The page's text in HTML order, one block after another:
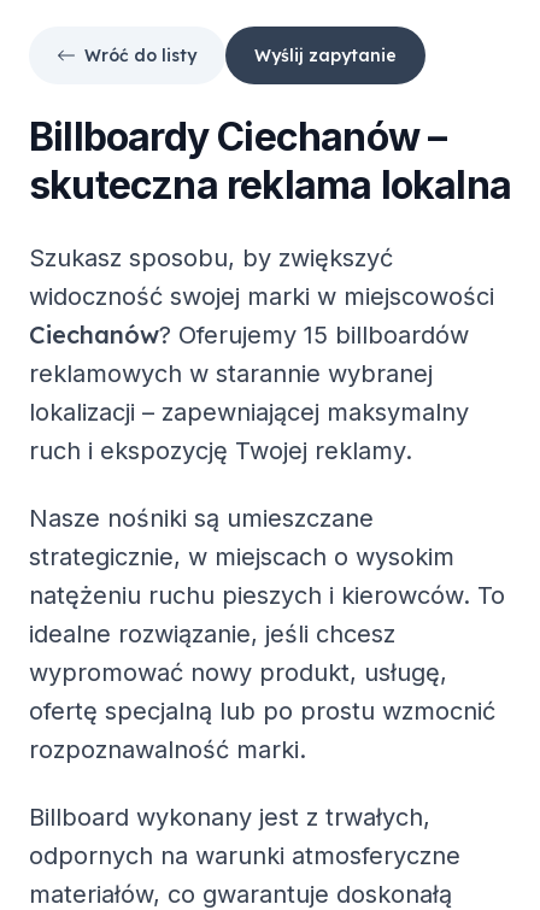
Wróć do listy Wyślij zapytanie
BillboardyCiechanów–
skuteczna reklama lokalna
Szukasz sposobu, by zwiększyć
widoczność swojej marki w miejscowości
Ciechanów? Oferujemy 15 billboardów
reklamowych w starannie wybranej
lokalizacji – zapewniającej maksymalny
ruch i ekspozycję Twojej reklamy.
Nasze nośniki są umieszczane
strategicznie, w miejscach o wysokim
natężeniu ruchu pieszych i kierowców. To
idealne rozwiązanie, jeśli chcesz
wypromować nowy produkt, usługę,
ofertę specjalną lub po prostu wzmocnić
rozpoznawalność marki.
Billboard wykonany jest z trwałych,
odpornych na warunki atmosferyczne
materiałów, co gwarantuje doskonałą